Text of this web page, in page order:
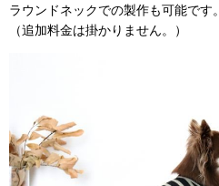
ラウンドネックでの製作も可能です。
（追加料金は掛かりません。）